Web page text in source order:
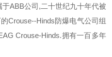
于ABB公司,二十世纪九十年代被
Crouse--Hinds防爆电气公司组
Crouse-Hinds.拥有一百多年